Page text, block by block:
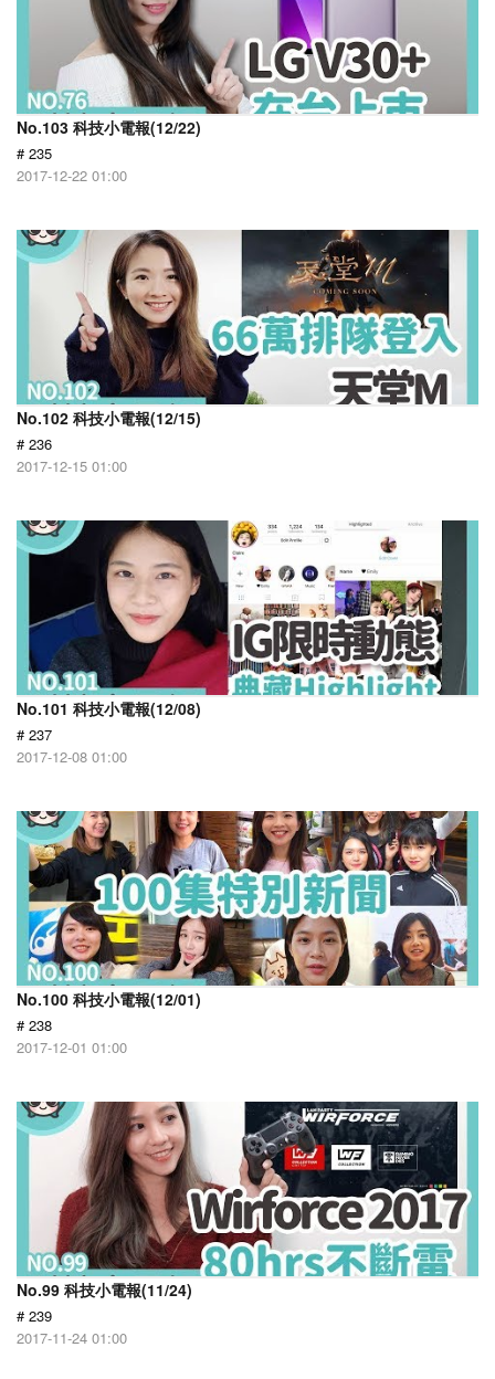
No.103 科技小電報(12/22)
# 235
2017-12-22 01:00
No.102 科技小電報(12/15)
# 236
2017-12-15 01:00
No.101 科技小電報(12/08)
# 237
2017-12-08 01:00
No.100 科技小電報(12/01)
# 238
2017-12-01 01:00
No.99 科技小電報(11/24)
# 239
2017-11-24 01:00